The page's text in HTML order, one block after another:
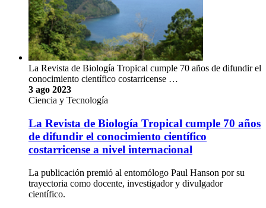
La Revista de Biología Tropical cumple 70 años de difundir el
conocimiento científico costarricense …
3 ago 2023
Ciencia y Tecnología
La Revista de Biología Tropical cumple 70 años
de difundir el conocimiento científico
costarricense a nivel internacional
La publicación premió al entomólogo Paul Hanson por su
trayectoria como docente, investigador y divulgador
científico.